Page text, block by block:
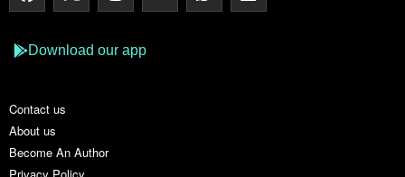
Download our app
Contact us
About us
Become An Author